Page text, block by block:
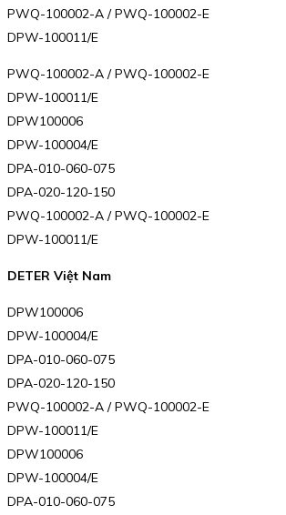
PWQ-100002-A / PWQ-100002-E
DPW-100011/E
PWQ-100002-A / PWQ-100002-E
DPW-100011/E
DPW100006
DPW-100004/E
DPA-010-060-075
DPA-020-120-150
PWQ-100002-A / PWQ-100002-E
DPW-100011/E
DETER Việt Nam
DPW100006
DPW-100004/E
DPA-010-060-075
DPA-020-120-150
PWQ-100002-A / PWQ-100002-E
DPW-100011/E
DPW100006
DPW-100004/E
DPA-010-060-075